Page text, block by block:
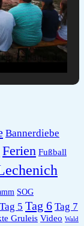
Bannerdiebe
Ferien Fußball
SOG
Tag 5 Tag 6 Tag 7
Gruleis Video Wald